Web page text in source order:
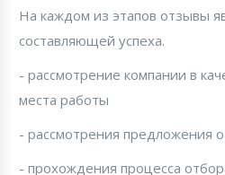
На каждом из этапов отзывы
составляющей успеха.
- рассмотрение компании в
места работы
- рассмотрения предложения
- прохождения процесса